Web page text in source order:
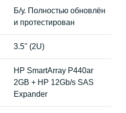
Б/у. Полностью обновлён
и протестирован
3.5'' (2U)
HP SmartArray P440ar
2GB + HP 12Gb/s SAS
Expander